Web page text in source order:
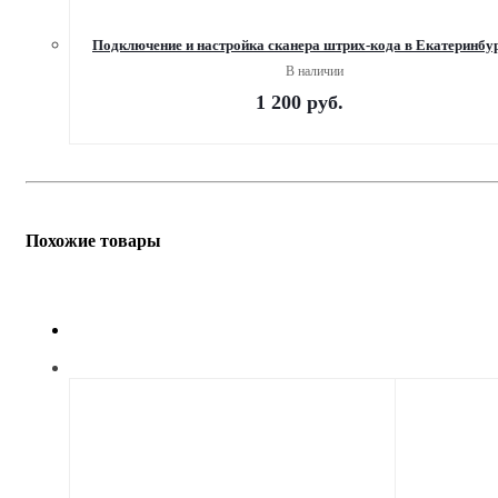
Подключение и настройка сканера штрих-кода в
В наличии
1 200 руб.
Похожие товары